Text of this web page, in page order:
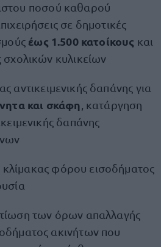
ποσού καθαρού
σε δημοτικές
έως 1.500 κατοίκους και
σχολικών κυλικείων
αντικειμενικής δαπάνης για
και σκάφη , κατάργηση
δαπάνης
κλίμακας φόρου εισοδήματος
των όρων απαλλαγής
ακινήτων που